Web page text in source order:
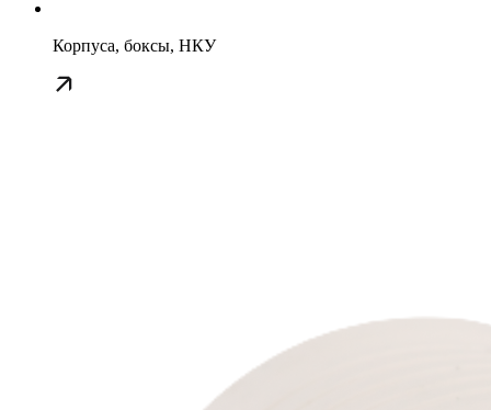
Корпуса, боксы, НКУ